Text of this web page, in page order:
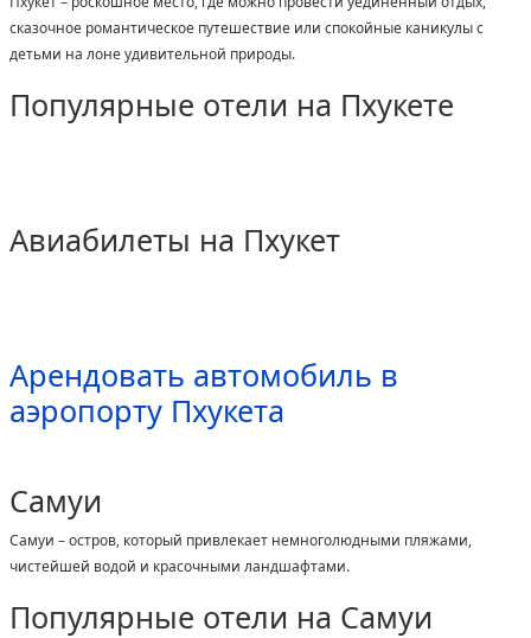
сказочное романтическое путешествие или спокойные каникулы с
детьми на лоне удивительной природы.
Популярные отели на Пхукете
Авиабилеты на Пхукет
Арендовать автомобиль в
аэропорту Пхукета
Самуи
Самуи – остров, который привлекает немноголюдными пляжами,
чистейшей водой и красочными ландшафтами.
Популярные отели на Самуи